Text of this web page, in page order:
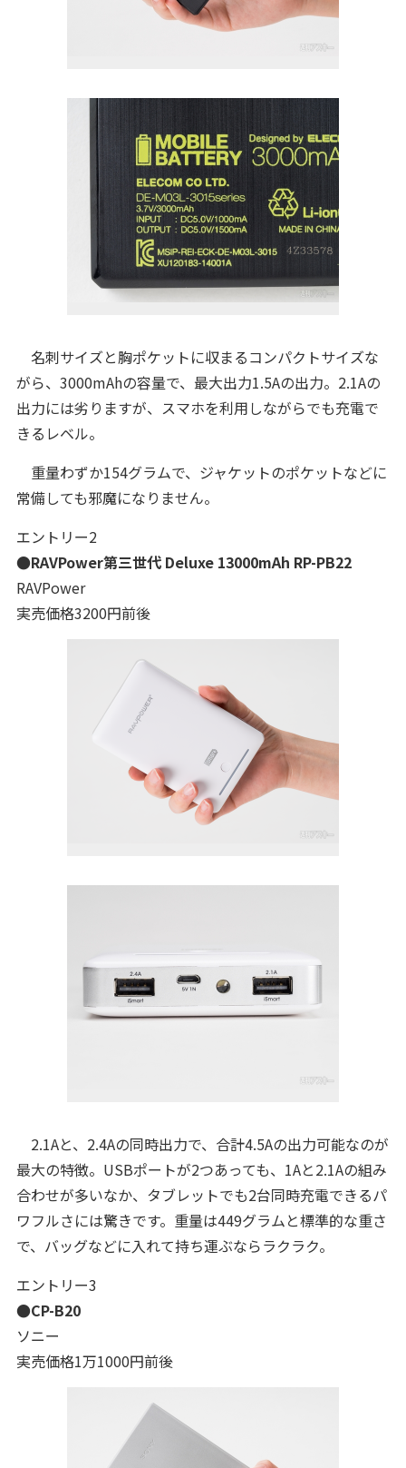
名刺サイズと胸ポケットに収まるコンパクトサイズな
がら、3000mAhの容量で、最大出力1.5Aの出力。2.1Aの
出力には劣りますが、スマホを利用しながらでも充電で
きるレベル。
重量わずか154グラムで、ジャケットのポケットなどに
常備しても邪魔になりません。
エントリー2
●RAVPower第三世代 Deluxe 13000mAh RP-PB22
RAVPower
実売価格3200円前後
2.1Aと、2.4Aの同時出力で、合計4.5Aの出力可能なのが
最大の特徴。USBポートが2つあっても、1Aと2.1Aの組み
合わせが多いなか、タブレットでも2台同時充電できるパ
ワフルさには驚きです。 重量は449グラムと標準的な重さ
で、バッグなどに入れて持ち運ぶならラクラク。
エントリー3
●CP-B20
ソニー
実売価格1万1000円前後